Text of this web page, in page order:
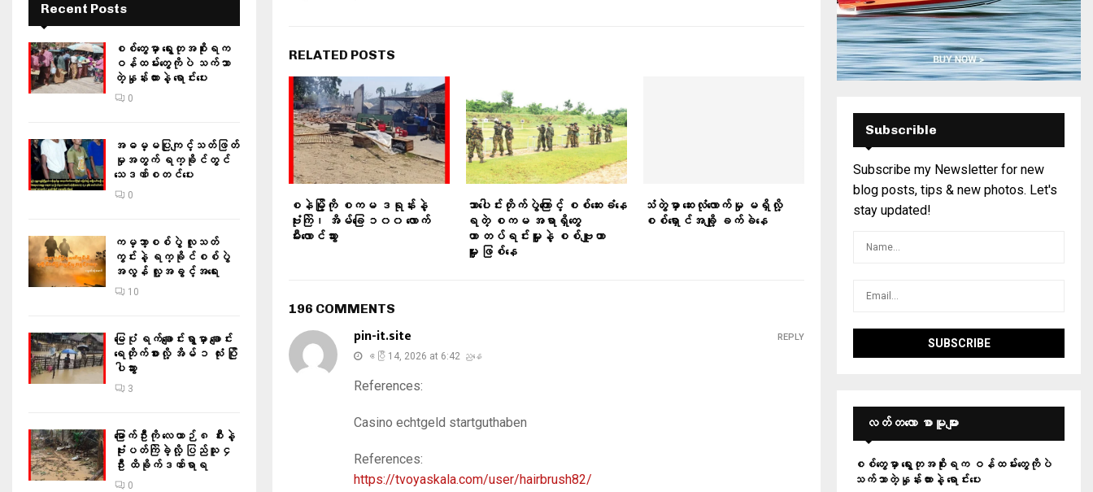
RELATED POSTS
စနဲမြို့ကို စကမ ဒရုန်းနဲ့
ဗုံးကြဲ၊ အိမ်ခြေ ၁၀၀ လောက်
မီးလောင်သွား
သာပေါင်းတိုက်ပွဲကြောင့် စစ်ဆေးခံနေ
ရတဲ့ စကမ အရာရှိတွေ
ဟာ တပ်ရင်းမှူးနဲ့ စစ်ဗျူဟာ
မှူး ဖြစ်နေ
သံတွဲမှာ ဆေးလုံလောက်မှု မရှိလို့
စစ်ရှောင်အချို့ ခက်ခဲနေ
196 COMMENTS
pin-it.site
ဧပြီ 14, 2026 at 6:42 ညနေ
References:
Casino echtgeld startguthaben
References:
https://tvoyaskala.com/user/hairbrush82/
REPLY
Recent Posts
စစ်တွေမှာ ရွေးတုအစိုးရက
ဝန်ထမ်းတွေကိုပဲ သက်သာ
တဲ့နှုန်းထားနဲ့ ရောင်းပေး
0
အဓမ္မပြုကျင့်သတ်ဖြတ်
မှုအတွက် ရက္ခိုင်တွင်
သေဒဏ်စတင်ပေး
0
ကမ္ဘာ့စစ်ပွဲ လူသတ်
ကွင်းနဲ့ ရက္ခိုင်စစ်ပွဲ
အလွန် လူ့အခွင့်အရေး
10
မြေပုံ ရက်ချောင်းရွာမှာ ချောင်း
ရေတိုက်စားလို့ အိမ် ၁ လုံး ပြို
ပါသွား
3
မြောက်ဦးကို လေယာဉ် ၈ စီးနဲ့
ဗုံးပတ်ကြဲခဲ့လို့ ပြည်သူ ၄
ဦး ထိခိုက်ဒဏ်ရာရ
0
Subscrible
Subscribe my Newsletter for new
blog posts, tips & new photos. Let's
stay updated!
လတ်တ‌လော စာမူများ
စစ်တွေမှာ ရွေးတုအစိုးရက ဝန်ထမ်းတွေကိုပဲ
သက်သာတဲ့နှုန်းထားနဲ့ ရောင်းပေး